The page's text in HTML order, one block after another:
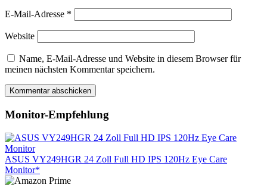
E-Mail-Adresse *
Website
Name, E-Mail-Adresse und Website in diesem Browser für
meinen nächsten Kommentar speichern.
Monitor-Empfehlung
ASUS VY249HGR 24 Zoll Full HD IPS 120Hz Eye Care
Monitor*